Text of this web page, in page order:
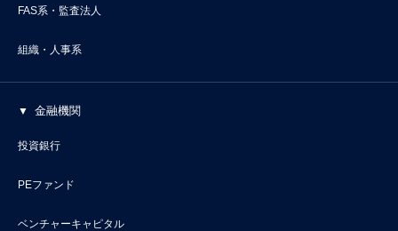
FAS系・監査法人
組織・人事系
金融機関
投資銀行
PEファンド
ベンチャーキャピタル